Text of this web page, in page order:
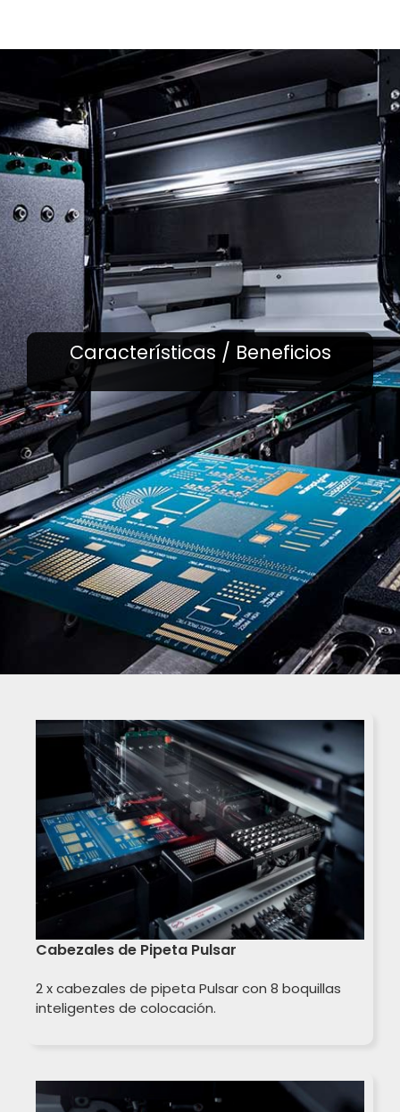
Características / Beneficios
Cabezales de Pipeta Pulsar
2 x cabezales de pipeta Pulsar con 8 boquillas
inteligentes de colocación.